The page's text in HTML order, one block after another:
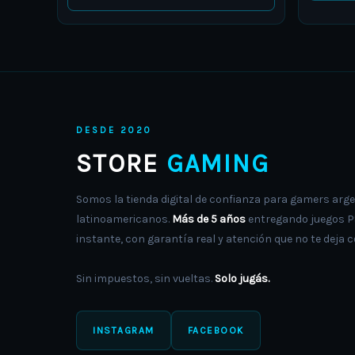
chosen
on
product
DESDE 2020
STORE GAMING
Somos la tienda digital de confianza para gamers
latinoamericanos. Más de 5 años entregando juegos
instante, con garantía real y atención que no te deja
Sin impuestos, sin vueltas. Solo jugás.
INSTAGRAM FACEBOOK